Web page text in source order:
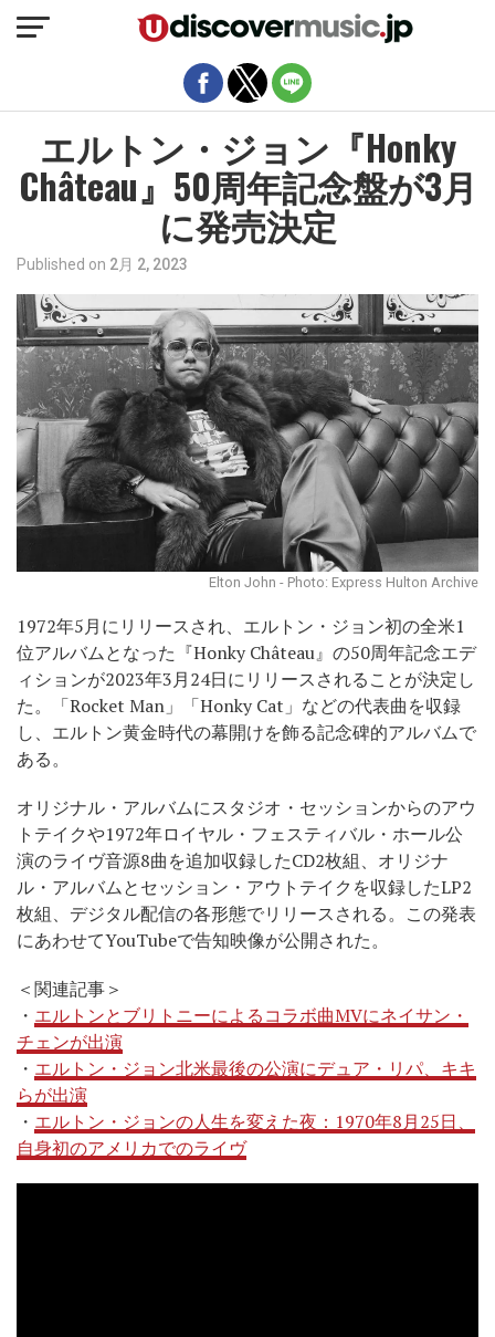
エルトン・ジョン『Honky
Château』50周年記念盤が3月
に発売決定
Published on 2月 2, 2023
Elton John - Photo: Express Hulton Archive
1972年5月にリリースされ、エルトン・ジョン初の全米1
位アルバムとなった『Honky Château』の50周年記念エデ
ィションが2023年3月24日にリリースされることが決定し
た。「Rocket Man」「Honky Cat」などの代表曲を収録
し、エルトン黄金時代の幕開けを飾る記念碑的アルバムで
ある。
オリジナル・アルバムにスタジオ・セッションからのアウ
トテイクや1972年ロイヤル・フェスティバル・ホール公
演のライヴ音源8曲を追加収録したCD2枚組、オリジナ
ル・アルバムとセッション・アウトテイクを収録したLP2
枚組、デジタル配信の各形態でリリースされる。この発表
にあわせてYouTubeで告知映像が公開された。
＜関連記事＞
・ エルトンとブリトニーによるコラボ曲MVにネイサン・
チェンが出演
・ エルトン・ジョン北米最後の公演にデュア・リパ、キキ
らが出演
・ エルトン・ジョンの人生を変えた夜：1970年8月25日、
自身初のアメリカでのライヴ
モバイルバージョンを終了